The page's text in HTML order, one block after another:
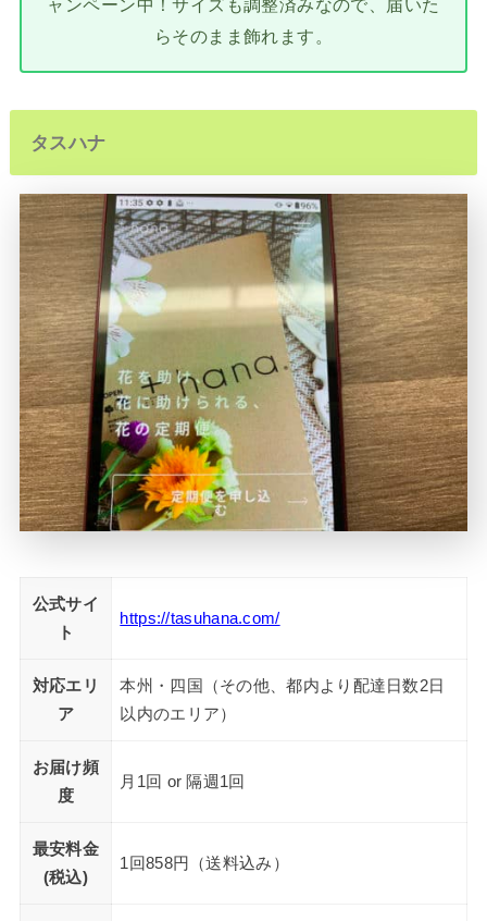
ャンペーン中！サイズも調整済みなので、届いた
らそのまま飾れます。
タスハナ
公式サイ
ト
https://tasuhana.com/
対応エリ
ア
本州・四国（その他、都内より配達日数2日
以内のエリア）
お届け頻
度
月1回 or 隔週1回
最安料金
(税込)
1回858円（送料込み）